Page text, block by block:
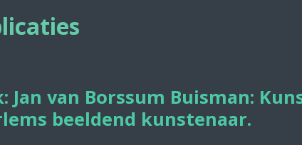
Jan van Borssum Buisman:
beeldend kunstenaar.